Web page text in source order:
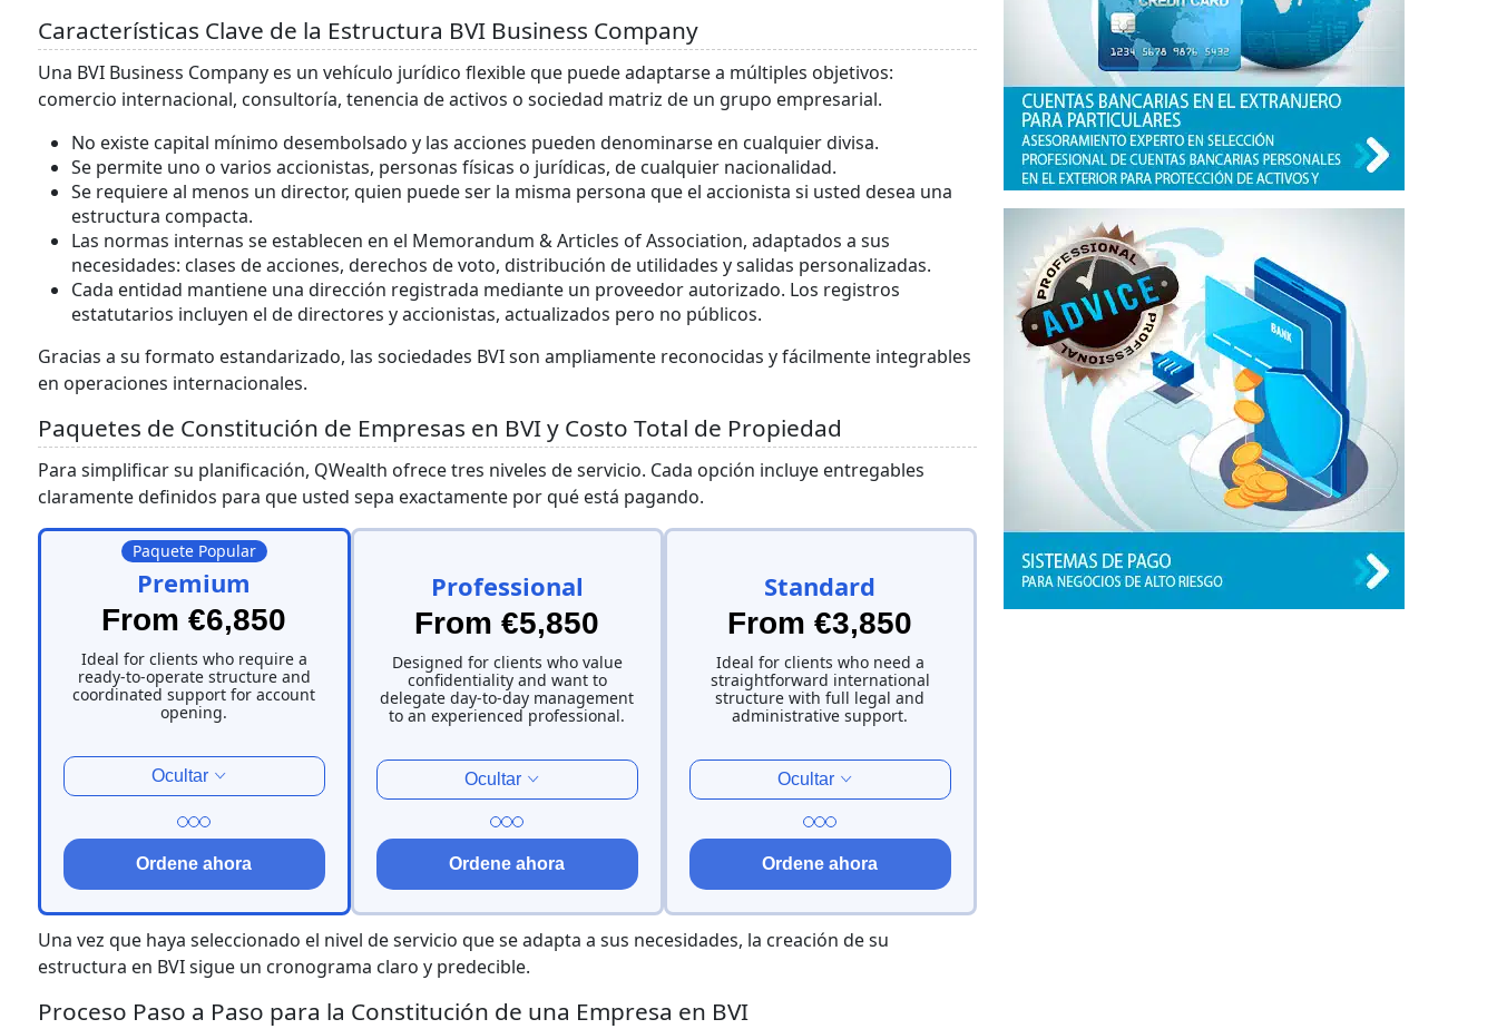
Características Clave de la Estructura BVI Business Company
Una BVI Business Company es un vehículo jurídico flexible que puede adaptarse a múltiples objetivos:
comercio internacional, consultoría, tenencia de activos o sociedad matriz de un grupo empresarial.
No existe capital mínimo desembolsado y las acciones pueden denominarse en cualquier divisa.
Se permite uno o varios accionistas, personas físicas o jurídicas, de cualquier nacionalidad.
Se requiere al menos un director, quien puede ser la misma persona que el accionista si usted desea una
estructura compacta.
Las normas internas se establecen en el Memorandum & Articles of Association, adaptados a sus
necesidades: clases de acciones, derechos de voto, distribución de utilidades y salidas personalizadas.
Cada entidad mantiene una dirección registrada mediante un proveedor autorizado. Los registros
estatutarios incluyen el de directores y accionistas, actualizados pero no públicos.
Gracias a su formato estandarizado, las sociedades BVI son ampliamente reconocidas y fácilmente integrables
en operaciones internacionales.
Paquetes de Constitución de Empresas en BVI y Costo Total de Propiedad
Para simplificar su planificación, QWealth ofrece tres niveles de servicio. Cada opción incluye entregables
claramente definidos para que usted sepa exactamente por qué está pagando.
Paquete Popular
Premium
From €6,850
Ideal for clients who require a
ready-to-operate structure and
coordinated support for account
opening.
Ocultar
Ordene ahora
Professional
From €5,850
Designed for clients who value
confidentiality and want to
delegate day-to-day management
to an experienced professional.
Ocultar
Ordene ahora
Standard
From €3,850
Ideal for clients who need a
straightforward international
structure with full legal and
administrative support.
Ocultar
Ordene ahora
Una vez que haya seleccionado el nivel de servicio que se adapta a sus necesidades, la creación de su
estructura en BVI sigue un cronograma claro y predecible.
Proceso Paso a Paso para la Constitución de una Empresa en BVI